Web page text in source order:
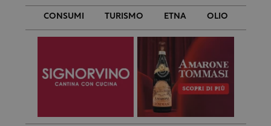
CONSUMI TURISMO ETNA OLIO